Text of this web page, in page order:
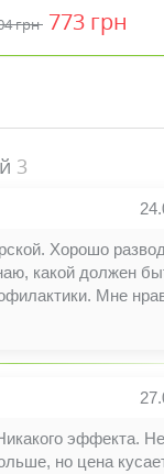
грн 773 грн
3
Хорошо
какой должен
Мне
эффекта.
но цена